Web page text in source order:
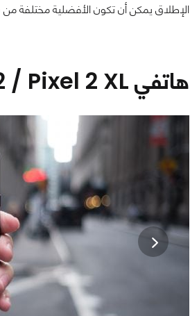
الإطلاق يمكن أن تكون الأفضلية مختلفة
هاتفي Google Pixel 2 / Pixel 2 XL